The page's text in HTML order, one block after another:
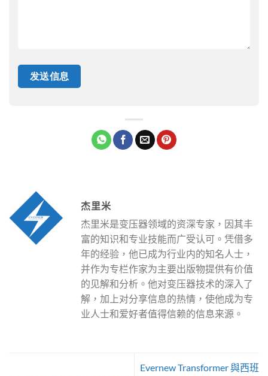
杰里米
杰里米是变压器领域的资深专家，因其丰
富的知识和专业技能而广受认可。凭借多
年的经验，他已成为行业内的知名人士，
并作为专栏作家为主要出版物提供有价值
的见解和分析。他对变压器技术的深入了
解，加上对分享信息的热情，使他成为专
业人士和爱好者值得信赖的信息来源。
Evernew Transformer 與西班